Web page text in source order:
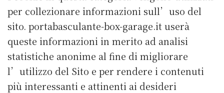
per collezionare informazioni sull’uso del
sito. portabasculante-box-garage.it userà
queste informazioni in merito ad analisi
statistiche anonime al fine di migliorare
l’utilizzo del Sito e per rendere i contenuti
più interessanti e attinenti ai desideri